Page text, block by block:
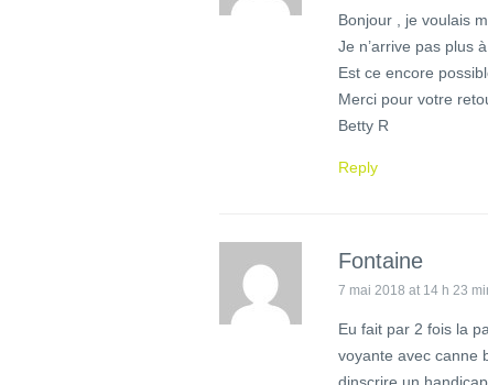
Bonjour , je voulais
Je n’arrive pas plus
Est ce encore
Merci pour votre
Betty R
Reply
Fontaine
7 mai 2018 at 14 h 23
Eu fait par 2 fois la
voyante avec canne